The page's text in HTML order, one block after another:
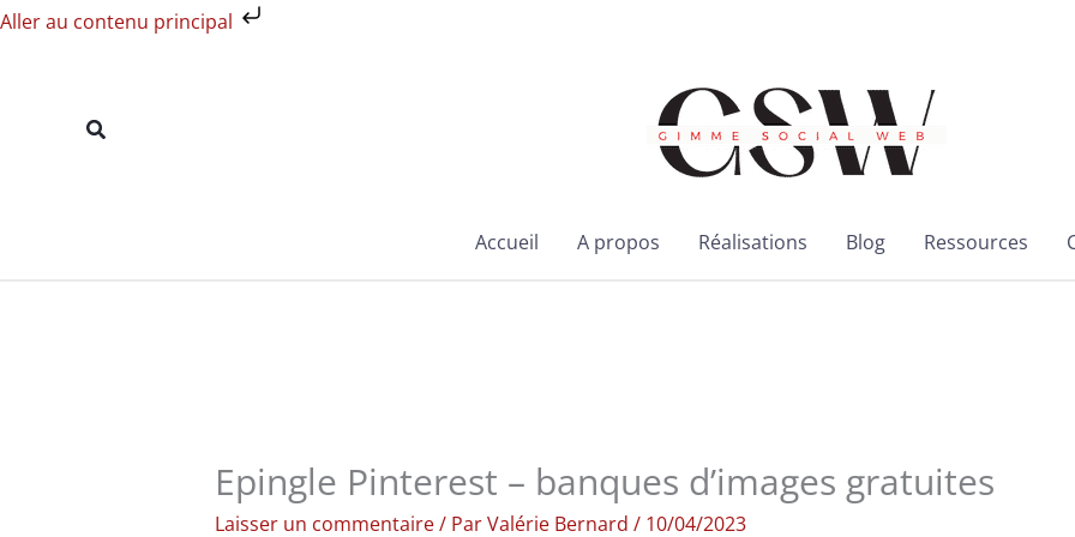
Aller au contenu principal
Aller
Rechercher
Accueil A propos Réalisations Blog Ressources
Epingle Pinterest – banques d’images gratuites
Laisser un commentaire/ ParValérie Bernard / 10/04/2023